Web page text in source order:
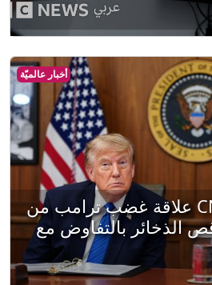
أخبار عالميّة
مصادر تفسر لـCNN علاقة غضب ترامب من
الذخائر بالتفاوض مع